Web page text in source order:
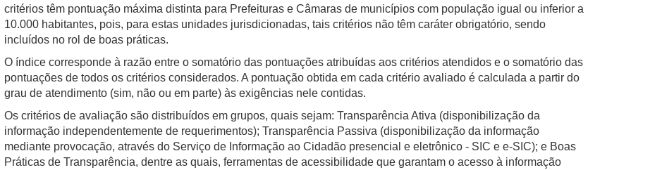
critérios têm pontuação máxima distinta para Prefeituras e Câmaras de municípios com população igual ou inferior a
10.000 habitantes, pois, para estas unidades jurisdicionadas, tais critérios não têm caráter obrigatório, sendo
incluídos no rol de boas práticas.
O índice corresponde à razão entre o somatório das pontuações atribuídas aos critérios atendidos e o somatório das
pontuações de todos os critérios considerados. A pontuação obtida em cada critério avaliado é calculada a partir do
grau de atendimento (sim, não ou em parte) às exigências nele contidas.
Os critérios de avaliação são distribuídos em grupos, quais sejam: Transparência Ativa (disponibilização da
informação independentemente de requerimentos); Transparência Passiva (disponibilização da informação
mediante provocação, através do Serviço de Informação ao Cidadão presencial e eletrônico - SIC e e-SIC); e Boas
Práticas de Transparência, dentre as quais, ferramentas de acessibilidade que garantam o acesso à informação